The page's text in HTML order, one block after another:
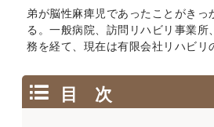
弟が脳性麻痺児であったことがきっ
る。一般病院、訪問リハビリ事業所
務を経て、現在は有限会社リハビ
目 次